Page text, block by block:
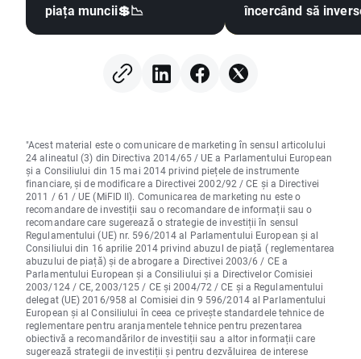
piața muncii💲📉
încercând să
"Acest material este o comunicare de marketing în sensul articolului
24 alineatul (3) din Directiva 2014/65 / UE a Parlamentului European
și a Consiliului din 15 mai 2014 privind piețele de instrumente
financiare, și de modificare a Directivei 2002/92 / CE și a Directivei
2011 / 61 / UE (MiFID II). Comunicarea de marketing nu este o
recomandare de investiții sau o recomandare de informații sau o
recomandare care sugerează o strategie de investiții în sensul
Regulamentului (UE) nr. 596/2014 al Parlamentului European și al
Consiliului din 16 aprilie 2014 privind abuzul de piață ( reglementarea
abuzului de piață) și de abrogare a Directivei 2003/6 / CE a
Parlamentului European și a Consiliului și a Directivelor Comisiei
2003/124 / CE, 2003/125 / CE și 2004/72 / CE și a Regulamentului
delegat (UE) 2016/958 al Comisiei din 9 596/2014 al Parlamentului
European și al Consiliului în ceea ce privește standardele tehnice de
reglementare pentru aranjamentele tehnice pentru prezentarea
obiectivă a recomandărilor de investiții sau a altor informații care
sugerează strategii de investiții și pentru dezvăluirea de interese